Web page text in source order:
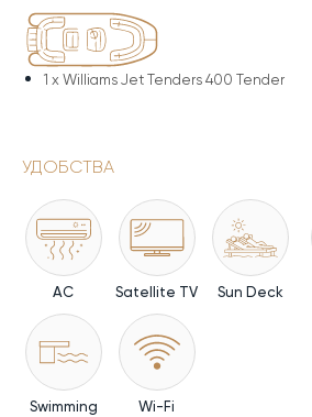
1 x Williams Jet Tenders 400 Tender
УДОБСТВА
AC Satellite TV Sun Deck
Swimming Wi-Fi